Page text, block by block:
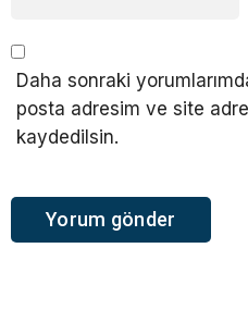
Daha sonraki
posta adresim ve site
kaydedilsin.